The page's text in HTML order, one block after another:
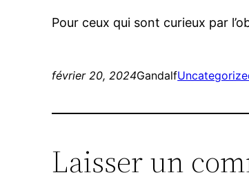
Pour ceux qui sont curieux par
février 20, 2024Gandalf
Laisser un